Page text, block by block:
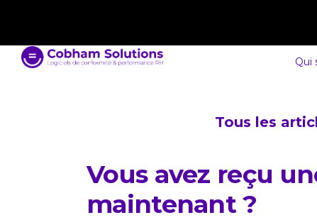
Qui
Tous les
Vous avez reçu
maintenant ?